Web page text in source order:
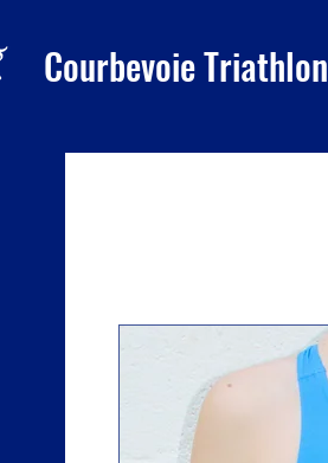
Courbevoie Triathlon